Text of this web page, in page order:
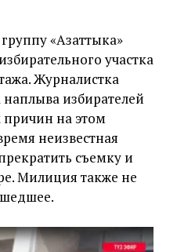
«Азаттыка»
участка
Журналистка
наплыва избирателей
на этом
неизвестная
съемку и
Милиция также не